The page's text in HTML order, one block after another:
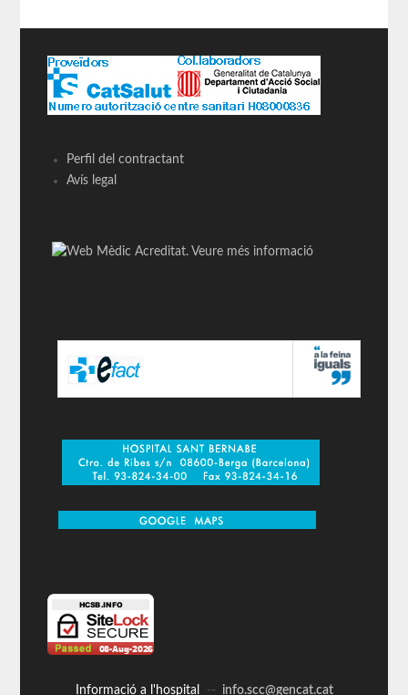
Perfil del contractant
Avís legal
Informació a l'hospital -- info.scc@gencat.cat